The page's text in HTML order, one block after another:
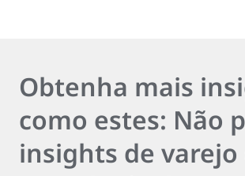
Obtenha mais
como estes: Não
insights de varejo